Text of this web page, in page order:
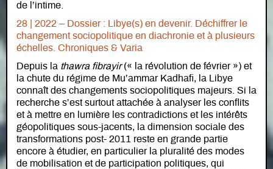
de l’intime.
28 | 2022 – Dossier : Libye(s) en devenir. Déchiffrer le
changement sociopolitique en diachronie et à plusieurs
échelles. Chroniques & Varia
Depuis la thawra fibrayir(« la révolution de février ») et
la chute du régime de Mu’ammar Kadhafi, la Libye
connaît des changements sociopolitiques majeurs. Si la
recherche s’est surtout attachée à analyser les conflits
et à mettre en lumière les contradictions et les intérêts
géopolitiques sous-jacents, la dimension sociale des
transformations post- 2011 reste en grande partie
encore à étudier, en particulier la pluralité des modes
de mobilisation et de participation politiques, qui